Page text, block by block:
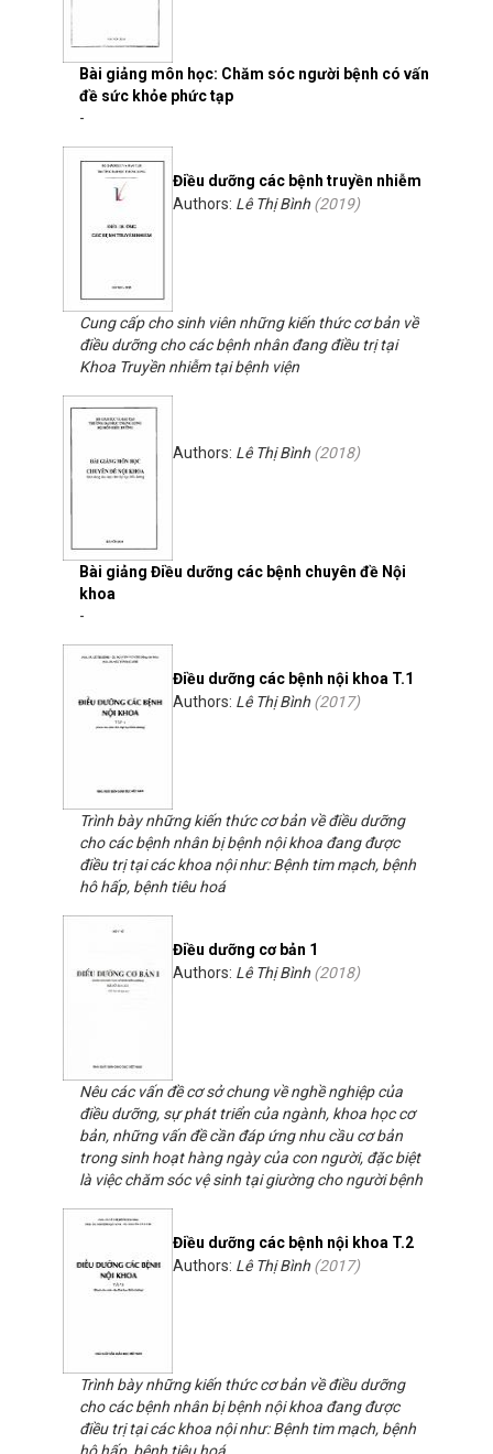
Bài giảng môn học: Chăm sóc người bệnh có vấn
đề sức khỏe phức tạp
-
Điều dưỡng các bệnh truyền nhiễm
Authors: Lê Thị Bình (2019)
Cung cấp cho sinh viên những kiến thức cơ bản về
điều dưỡng cho các bệnh nhân đang điều trị tại
Khoa Truyền nhiễm tại bệnh viện
Bài giảng Điều dưỡng các bệnh chuyên đề Nội
khoa
Authors: Lê Thị Bình (2018)
-
Điều dưỡng các bệnh nội khoa T.1
Authors: Lê Thị Bình (2017)
Trình bày những kiến thức cơ bản về điều dưỡng
cho các bệnh nhân bị bệnh nội khoa đang được
điều trị tại các khoa nội như: Bệnh tim mạch, bệnh
hô hấp, bệnh tiêu hoá
Điều dưỡng cơ bản 1
Authors: Lê Thị Bình (2018)
Nêu các vấn đề cơ sở chung về nghề nghiệp của
điều dưỡng, sự phát triển của ngành, khoa học cơ
bản, những vấn đề cần đáp ứng nhu cầu cơ bản
trong sinh hoạt hàng ngày của con người, đặc biệt
là việc chăm sóc vệ sinh tại giường cho người bệnh
Điều dưỡng các bệnh nội khoa T.2
Authors: Lê Thị Bình (2017)
Trình bày những kiến thức cơ bản về điều dưỡng
cho các bệnh nhân bị bệnh nội khoa đang được
điều trị tại các khoa nội như: Bệnh tim mạch, bệnh